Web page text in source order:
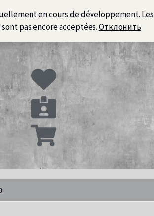
en cours de développement. Les
pas encore acceptées.Отклонить